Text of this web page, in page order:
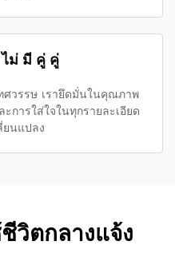
ม่ มี คู่ คู่
วรรษ เรายึดมั่นในคุณภาพ
ารใส่ใจในทุกรายละเอียด
ยนแปลง
วิตกลางแจ้ง